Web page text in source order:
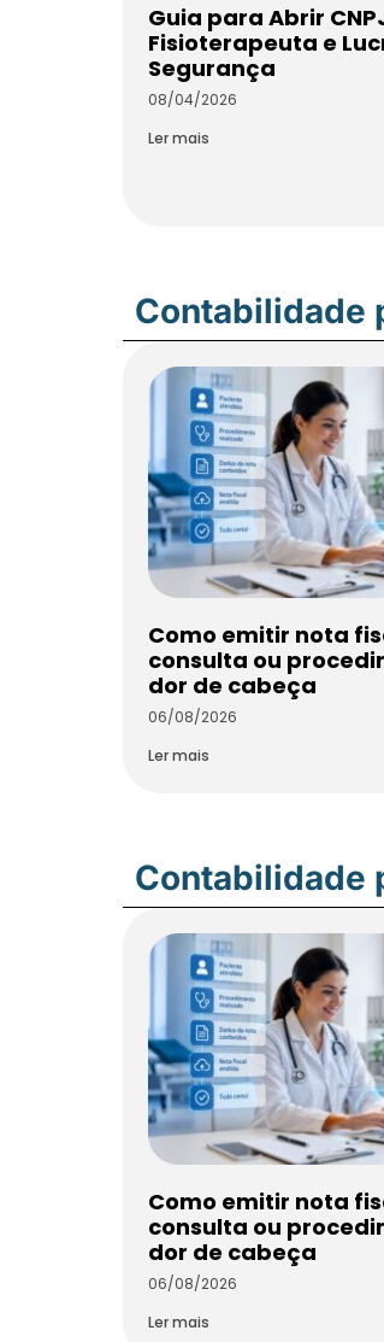
Guia para Abrir
Fisioterapeuta e
Segurança
08/04/2026
Ler mais
Contabilidade
Como emitir nota
consulta ou
dor de cabeça
06/08/2026
Ler mais
Contabilidade
Como emitir nota
consulta ou
dor de cabeça
06/08/2026
Ler mais